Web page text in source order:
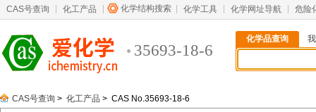
CAS号查询 化工产品 化学结构搜索 化学工具 化学网址导航 危险
35693-18-6
化学品查询
CAS号查询 > 化工产品 > CAS No.35693-18-6